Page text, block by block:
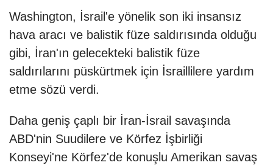
Washington, İsrail'e yönelik son iki insansız
hava aracı ve balistik füze saldırısında olduğu
gibi, İran'ın gelecekteki balistik füze
saldırılarını püskürtmek için İsraillilere yardım
etme sözü verdi.
Daha geniş çaplı bir İran-İsrail savaşında
ABD'nin Suudilere ve Körfez İşbirliği
Konseyi'ne Körfez'de konuşlu Amerikan savaş